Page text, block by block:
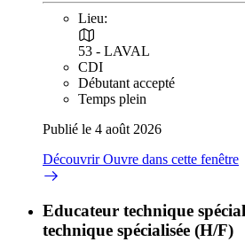
Lieu:
53 - LAVAL
CDI
Débutant accepté
Temps plein
Publié le 4 août 2026
DécouvrirOuvre dans cette fenêtre
Educateur technique
technique spécialisée (H/F)